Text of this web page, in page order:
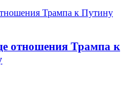
отношения Трампа к